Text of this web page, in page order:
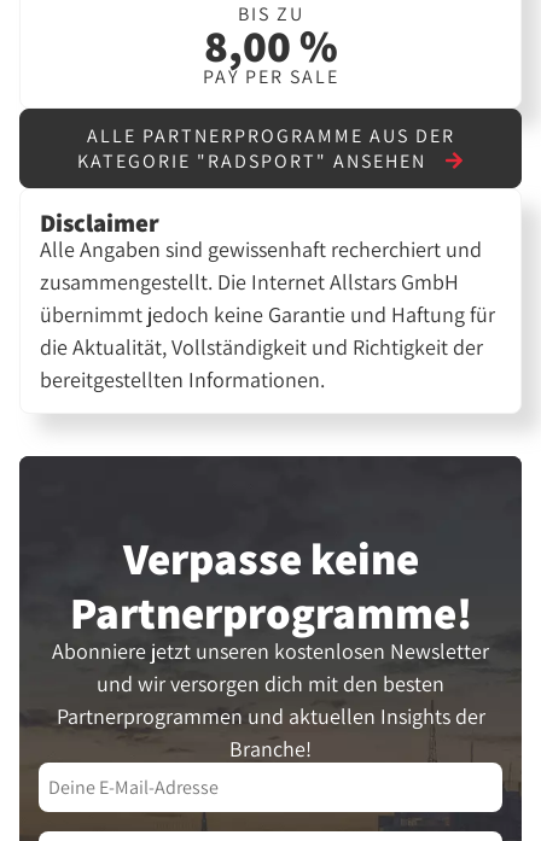
BIS ZU
8,00 %
PAY PER SALE
ALLE PARTNERPROGRAMME AUS DER
KATEGORIE "RADSPORT" ANSEHEN
Disclaimer
Alle Angaben sind gewissenhaft recherchiert und
zusammengestellt. Die Internet Allstars GmbH
übernimmt jedoch keine Garantie und Haftung für
die Aktualität, Vollständigkeit und Richtigkeit der
bereitgestellten Informationen.
Verpasse keine
Partner­programme!
Abonniere jetzt unseren kostenlosen Newsletter
und wir versorgen dich mit den besten
Partnerprogrammen und aktuellen Insights der
Branche!